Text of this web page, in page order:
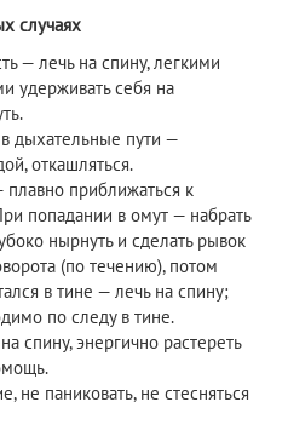
случаях
— лечь на спину, легкими
удерживать себя на
дыхательные пути —
откашляться.
плавно приближаться к
попадании в омут — набрать
нырнуть и сделать рывок
(по течению), потом
в тине — лечь на спину;
по следу в тине.
спину, энергично растереть
не паниковать, не стесняться